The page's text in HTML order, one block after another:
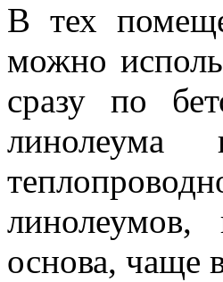
В тех
можно
сразу по
линолеума
линолеумов,
основа, чаще